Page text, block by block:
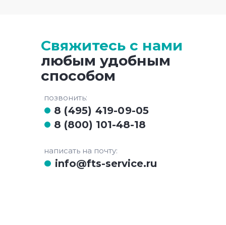
info@fts-service.ru
написать на почту:
8 (800) 101-48-18
8 (495) 419-09-05
позвонить:
Свяжитесь с нами
любым удобным
способом